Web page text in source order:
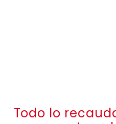
Todo lo